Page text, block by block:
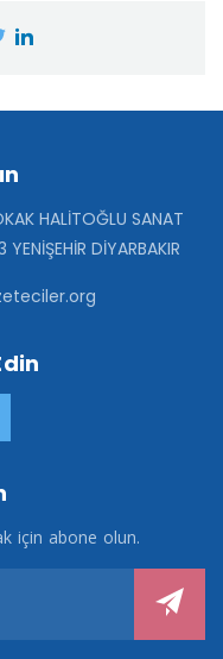
HALİTOĞLU SANAT
DİYARBAKIR
için abone olun.